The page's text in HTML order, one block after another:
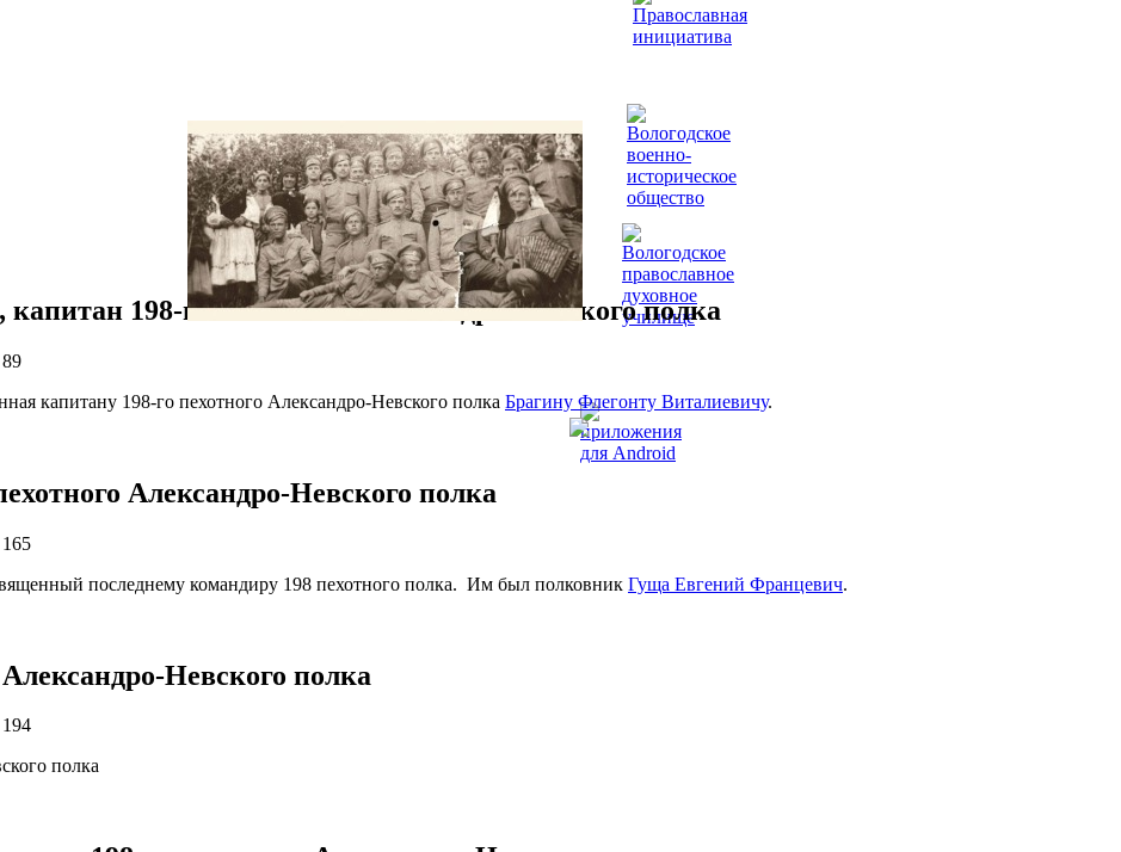
198-го пехотного Александро-Невского полка
капитану 198-го пехотного Александро-Невского полка Брагину Флегонту Виталиевичу.
Александро-Невского полка
последнему командиру 198 пехотного полка. Им был полковник Гуща Евгений Францевич.
Невского полка
полка